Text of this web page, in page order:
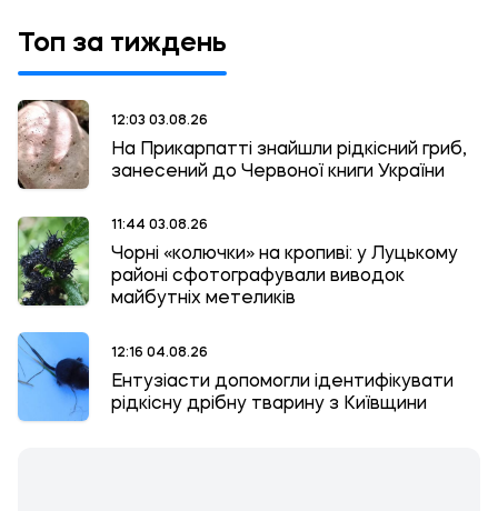
Топ за тиждень
12:03 03.08.26
На Прикарпатті знайшли рідкісний гриб,
занесений до Червоної книги України
11:44 03.08.26
Чорні «колючки» на кропиві: у Луцькому
районі сфотографували виводок
майбутніх метеликів
12:16 04.08.26
Ентузіасти допомогли ідентифікувати
рідкісну дрібну тварину з Київщини